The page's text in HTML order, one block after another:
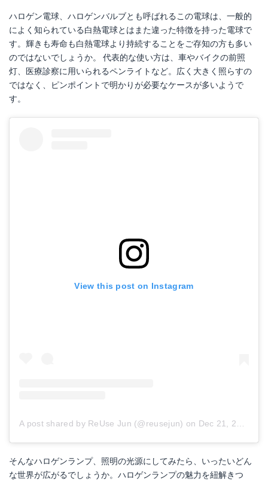
ハロゲン電球、ハロゲンバルブとも呼ばれるこの電球は、一般的
によく知られている白熱電球とはまた違った特徴を持った電球で
す。輝きも寿命も白熱電球より持続することをご存知の方も多い
のではないでしょうか。 代表的な使い方は、車やバイクの前照
灯、医療診察に用いられるペンライトなど。広く大きく照らすの
ではなく、ピンポイントで明かりが必要なケースが多いようで
す。
View this post on Instagram
A post shared by ReUse Jun (@reusejun) on Dec 21, 2017 at 2:28am PST
そんなハロゲンランプ、照明の光源にしてみたら、いったいどん
な世界が広がるでしょうか。ハロゲンランプの魅力を紐解きつ